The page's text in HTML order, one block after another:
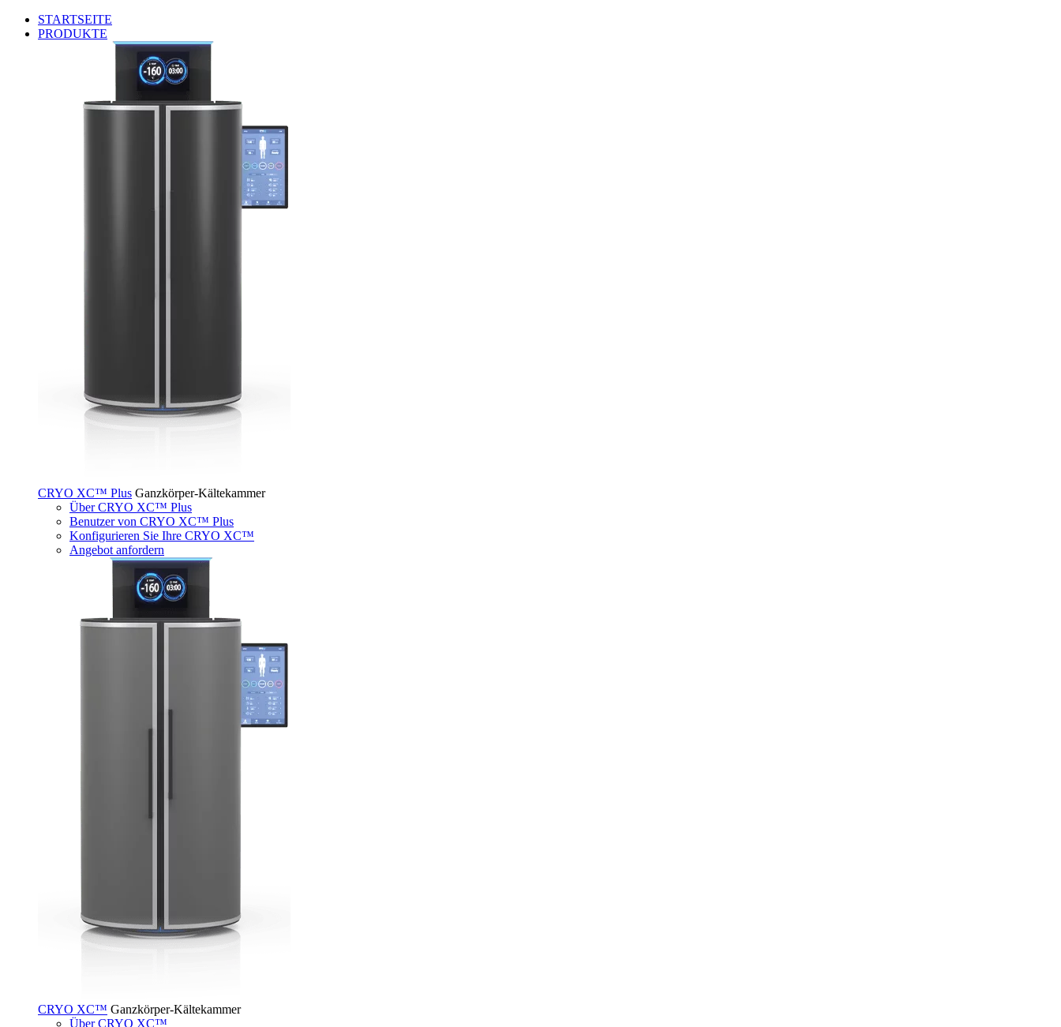
STARTSEITE
PRODUKTE
CRYO XC™ Plus Ganzkörper-Kältekammer
Über CRYO XC™ Plus
Benutzer von CRYO XC™ Plus
Konfigurieren Sie Ihre CRYO XC™
Angebot anfordern
CRYO XC™ Ganzkörper-Kältekammer
Über CRYO XC™